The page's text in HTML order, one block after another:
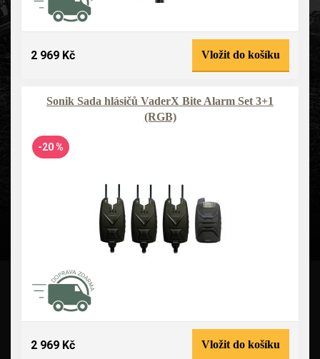
2 969 Kč Vložit do košíku
Sonik Sada hlásičů VaderX Bite Alarm Set 3+1
(RGB)
-20 %
2 969 Kč Vložit do košíku